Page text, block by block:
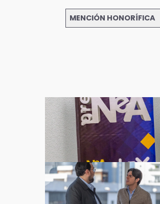
MENCIÓN HONORÍFICA